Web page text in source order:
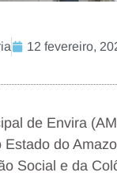
12 fevereiro,
de Envira
do
Social e da